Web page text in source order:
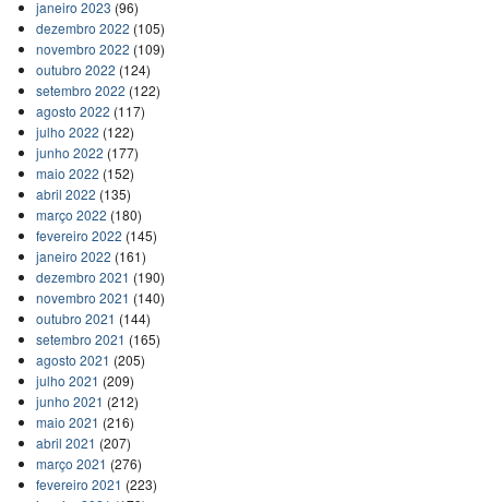
janeiro 2023 (96)
dezembro 2022 (105)
novembro 2022 (109)
outubro 2022 (124)
setembro 2022 (122)
agosto 2022 (117)
julho 2022 (122)
junho 2022 (177)
maio 2022 (152)
abril 2022 (135)
março 2022 (180)
fevereiro 2022 (145)
janeiro 2022 (161)
dezembro 2021 (190)
novembro 2021 (140)
outubro 2021 (144)
setembro 2021 (165)
agosto 2021 (205)
julho 2021 (209)
junho 2021 (212)
maio 2021 (216)
abril 2021 (207)
março 2021 (276)
fevereiro 2021 (223)